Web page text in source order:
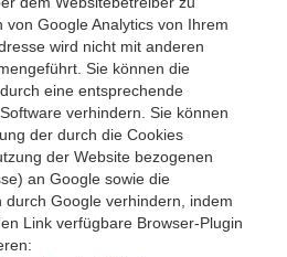
Google Analytics von Ihrem
wird nicht mit anderen
Sie können die
eine entsprechende
verhindern. Sie können
der durch die Cookies
der Website bezogenen
an Google sowie die
Google verhindern, indem
Link verfügbare Browser-Plugin